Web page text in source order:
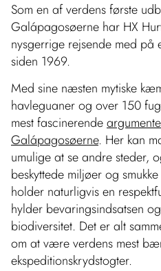
Som en af verdens første
Galápagosøerne har HX
nysgerrige rejsende med på
siden 1969.
Med sine næsten mytiske
havleguaner og over 150
mest fascinerende
Galápagosøerne. Her kan
umulige at se andre steder,
beskyttede miljøer og
holder naturligvis en
hylder bevaringsindsatsen
biodiversitet. Det er alt
om at være verdens mest
ekspeditionskrydstogter.